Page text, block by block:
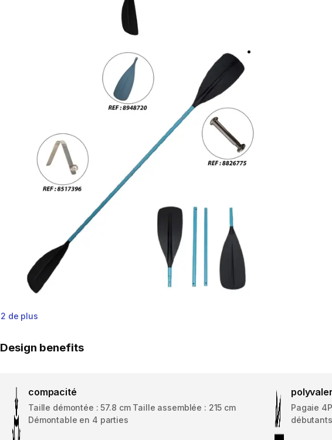
2 de plus
Design benefits
compacité
Taille démontée : 57.8 cm Taille assemblée : 215 cm
Démontable en 4 parties
Pagaie